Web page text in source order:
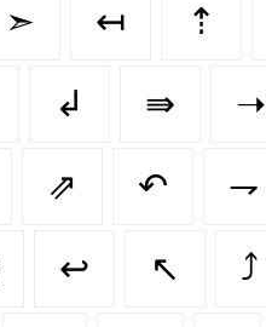
➣ ↤ ⇡
↲ ⇛ ➝
⇗ ↶ ⇁
↩️ ↖️ ⤴️